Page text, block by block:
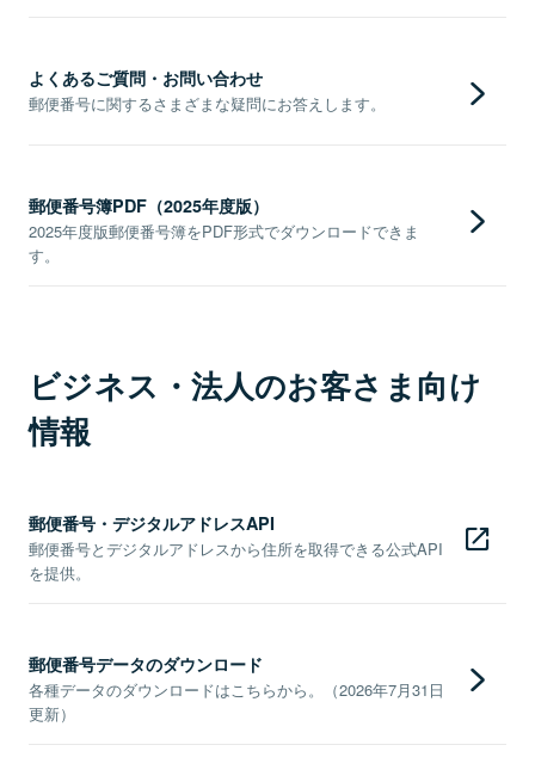
よくあるご質問・お問い合わせ
郵便番号に関するさまざまな疑問にお答えします。
郵便番号簿PDF（2025年度版）
2025年度版郵便番号簿をPDF形式でダウンロードできま
す。
ビジネス・法人のお客さま向け
情報
郵便番号・デジタルアドレスAPI
郵便番号とデジタルアドレスから住所を取得できる公式API
を提供。
郵便番号データのダウンロード
各種データのダウンロードはこちらから。（2026年7月31日
更新）